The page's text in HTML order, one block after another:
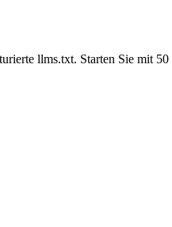
llms.txt. Starten Sie mit 50